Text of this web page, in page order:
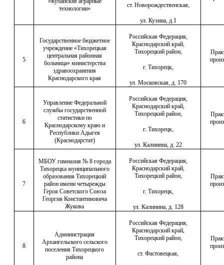
технологии»
ст. Новорождественская,
ул. Кузина, д.1
5
Государственное бюджетное
учреждение «Тихорецкая
центральная районная
больница» министерства
здравоохранения
Краснодарского края
Российская Федерация,
Краснодарский край,
Тихорецкий район,
г. Тихорецк,
ул. Московская, д. 170
6
Управление Федеральной
службы государственной
статистики по
Краснодарскому краю и
Республики Адыгея
(Краснодарстат)
Российская Федерация,
Краснодарский край,
Тихорецкий район,
г. Тихорецк,
ул. Калинина, д. 22
7
МБОУ гимназия № 8 города
Тихорецка муниципального
образования Тихорецкий
район имени четырежды
Героя Советского Союза
Георгия Константиновича
Жукова
Российская Федерация,
Краснодарский край,
Тихорецкий район,
г. Тихорецк,
ул. Калинина, д. 128
8
Администрация
Архангельского сельского
поселения Тихорецкого
района
Российская Федерация,
Краснодарский край,
Тихорецкий район,
ст. Фастовецкая,